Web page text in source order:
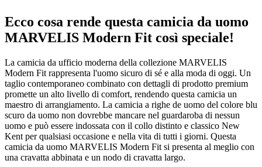
Ecco cosa rende questa camicia da uomo
MARVELIS Modern Fit così speciale!
La camicia da ufficio moderna della collezione MARVELIS
Modern Fit rappresenta l'uomo sicuro di sé e alla moda di oggi. Un
taglio contemporaneo combinato con dettagli di prodotto premium
promette un alto livello di comfort, rendendo questa camicia un
maestro di arrangiamento. La camicia a righe de uomo del colore blu
scuro da uomo non dovrebbe mancare nel guardaroba di nessun
uomo e può essere indossata con il collo distinto e classico New
Kent per qualsiasi occasione e nella vita di tutti i giorni. Questa
camicia da uomo MARVELIS Modern Fit si presenta al meglio con
una cravatta abbinata e un nodo di cravatta largo.